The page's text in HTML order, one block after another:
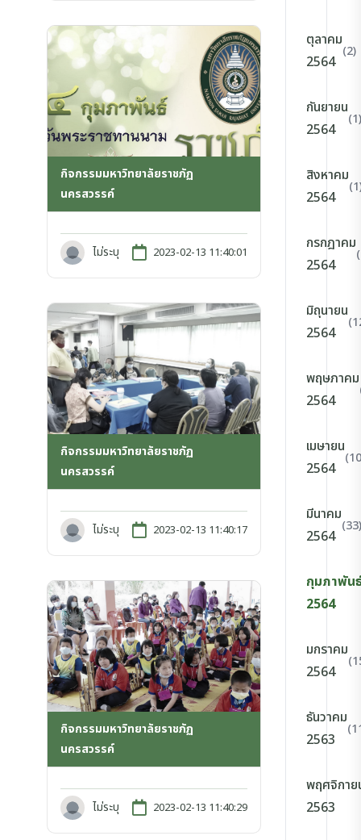
กิจกรรมมหาวิทยาลัยราชภัฏ
นครสวรรค์
ไม่ระบุ 2023-02-13 11:40:01
กิจกรรมมหาวิทยาลัยราชภัฏ
นครสวรรค์
ไม่ระบุ 2023-02-13 11:40:17
กิจกรรมมหาวิทยาลัยราชภัฏ
นครสวรรค์
ไม่ระบุ 2023-02-13 11:40:29
ตุลาคม
2564
(2)
กันยายน
2564
(1)
สิงหาคม
2564
กรกฎาคม
2564
มิถุนายน
2564
พฤษภาคม
2564
เมษายน
2564
มีนาคม
2564
(33)
กุมภาพัน
2564
มกราคม
2564
ธันวาคม
2563
พฤศจิกาย
2563